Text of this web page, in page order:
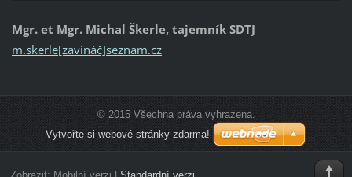
Mgr. et Mgr. Michal Škerle, tajemník SDTJ
m.skerle[zavináč]seznam.cz
© 2015 Všechna práva vyhrazena.
Vytvořte si webové stránky zdarma!